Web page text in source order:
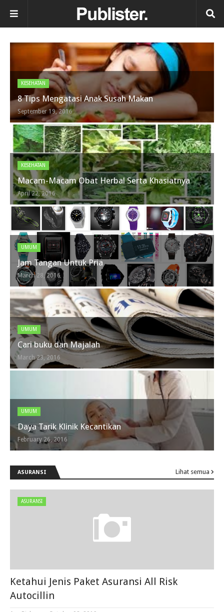
KESEHATAN
8 Tips Mengatasi Anak Susah Makan
September 19, 2016
KESEHATAN
Macam-Macam Obat Herbal Serta Khasiatnya
April 22, 2016
UMUM
Jam Tangan Untuk Pria
March 28, 2016
UMUM
Cari buku dan Majalah
March 23, 2016
UMUM
Daya Tarik Klinik Kecantikan
February 26, 2016
ASURANSI Lihat semua
ASURANSI
Ketahui Jenis Paket Asuransi All Risk
Autocillin